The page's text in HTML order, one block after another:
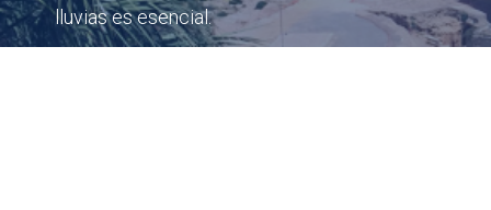
lluvias es esencial.